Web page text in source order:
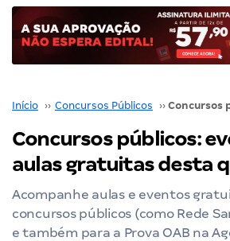
Início ›› Concursos Públicos ››
Concursos públicos:
aulas gratuitas desta
Acompanhe aulas e eventos
concursos públicos (como Rede
e também para a Prova OAB na